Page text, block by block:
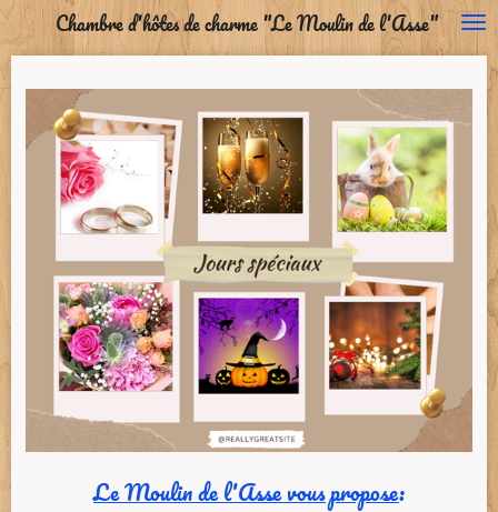
Passer
au
contenu
principal
Chambre d'hôtes de charme "Le Moulin de l'Asse"
Le Moulin de l'Asse vous propose: